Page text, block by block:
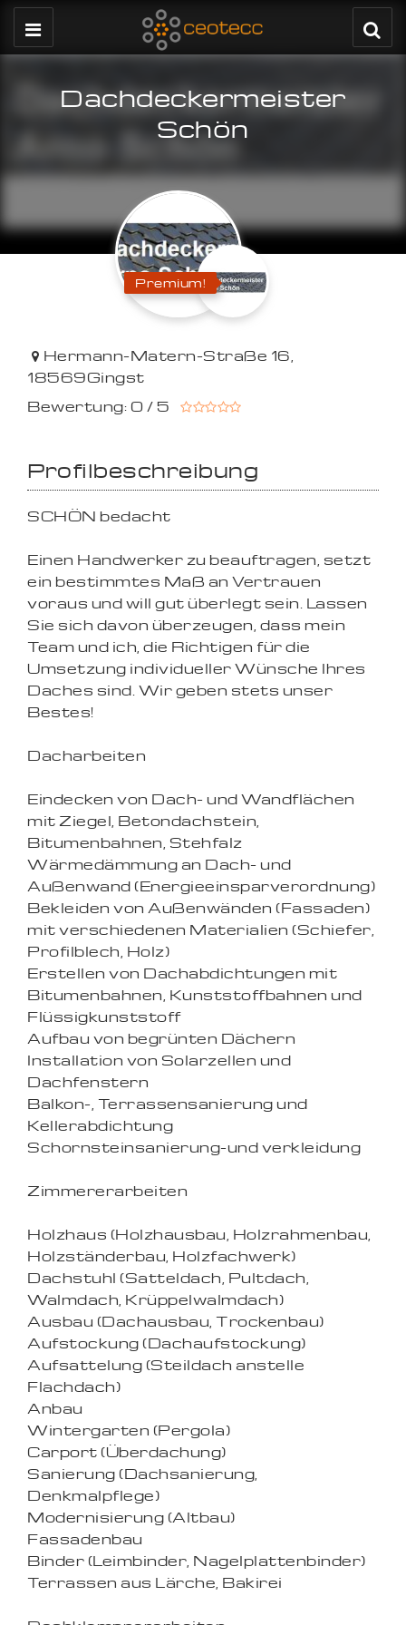
Dachdeckermeister
Schön
Premium!
Hermann-Matern-Straße 16,
18569Gingst
Bewertung: 0 / 5
Profilbeschreibung
SCHÖN bedacht
Einen Handwerker zu beauftragen, setzt
ein bestimmtes Maß an Vertrauen
voraus und will gut überlegt sein. Lassen
Sie sich davon überzeugen, dass mein
Team und ich, die Richtigen für die
Umsetzung individueller Wünsche Ihres
Daches sind. Wir geben stets unser
Bestes!
Dacharbeiten
Eindecken von Dach- und Wandflächen
mit Ziegel, Betondachstein,
Bitumenbahnen, Stehfalz
Wärmedämmung an Dach- und
Außenwand (Energieeinsparverordnung)
Bekleiden von Außenwänden (Fassaden)
mit verschiedenen Materialien (Schiefer,
Profilblech, Holz)
Erstellen von Dachabdichtungen mit
Bitumenbahnen, Kunststoffbahnen und
Flüssigkunststoff
Aufbau von begrünten Dächern
Installation von Solarzellen und
Dachfenstern
Balkon-, Terrassensanierung und
Kellerabdichtung
Schornsteinsanierung-und verkleidung
Zimmererarbeiten
Holzhaus (Holzhausbau, Holzrahmenbau,
Holzständerbau, Holzfachwerk)
Dachstuhl (Satteldach, Pultdach,
Walmdach, Krüppelwalmdach)
Ausbau (Dachausbau, Trockenbau)
Aufstockung (Dachaufstockung)
Aufsattelung (Steildach anstelle
Flachdach)
Anbau
Wintergarten (Pergola)
Carport (Überdachung)
Sanierung (Dachsanierung,
Denkmalpflege)
Modernisierung (Altbau)
Fassadenbau
Binder (Leimbinder, Nagelplattenbinder)
Terrassen aus Lärche, Bakirei